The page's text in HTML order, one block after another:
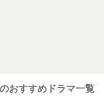
おすすめドラマ一覧